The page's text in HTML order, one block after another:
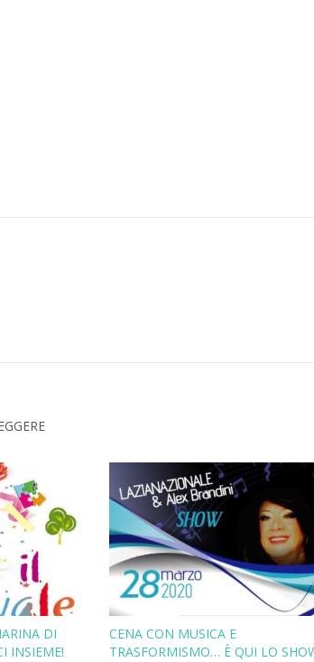
DI
INSIEME!
CENA CON MUSICA E
TRASFORMISMO… È QUI LO